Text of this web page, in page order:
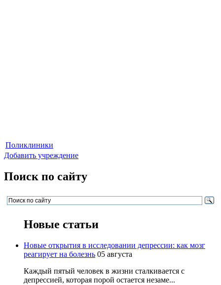
Поликлиники
Добавить учреждение
Поиск по сайту
Новые статьи
Новые открытия в исследовании депрессии: как мозг
реагирует на болезнь 05 августа
Каждый пятый человек в жизни сталкивается с
депрессией, которая порой остается незаме...